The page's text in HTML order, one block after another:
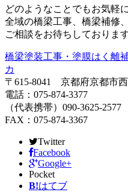
どのようなことでもお気軽
全域の橋梁工事、橋梁補修
ご相談をお待ちしております
橋梁塗装工事・塗膜はく離
カ
〒615-8041 京都府京都市
電話：075-874-3377
（代表携帯）090-3625-2577
FAX：075-874-3367
Twitter
Facebook
Google+
Pocket
B!はてブ